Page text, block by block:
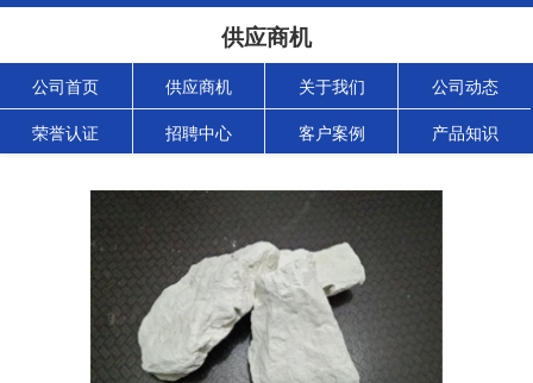
供应商机
公司首页 供应商机 关于我们 公司动态
荣誉认证 招聘中心 客户案例 产品知识